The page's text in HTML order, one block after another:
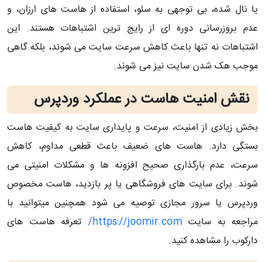
یا نال‌ شده، بی‌ توجهی به سئو، استفاده از هاست‌ های ارزان، و
عدم بروزرسانی دوره‌ ای از رایج‌ ترین اشتباهات هستند. این
اشتباهات نه‌ تنها باعث کاهش سرعت سایت می‌ شوند، بلکه گاهی
موجب هک شدن سایت نیز می‌ شوند.
نقش امنیت هاست در عملکرد وردپرس
بخش زیادی از امنیت، سرعت و پایداری سایت به کیفیت هاست
بستگی دارد. هاست‌ های ضعیف باعث قطعی مداوم، کاهش
سرعت، عدم بارگذاری صحیح افزونه‌ ها و مشکلات امنیتی می‌
شوند. برای سایت‌ های فروشگاهی یا پر بازدید، هاست مخصوص
وردپرس یا سرور مجازی توصیه می‌ شود همچنین میتوانید با
مراجعه به سایتhttps://joomir.com/
تعرفه هاست های
دارکوب را مشاهده کنید.